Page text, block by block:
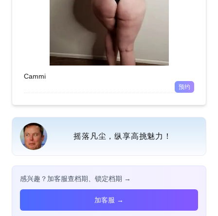
Cammi
预约
摇落凡尘，纵享高挑魅力！
感兴趣？加客服查档期、锁定档期 →
加客服 →